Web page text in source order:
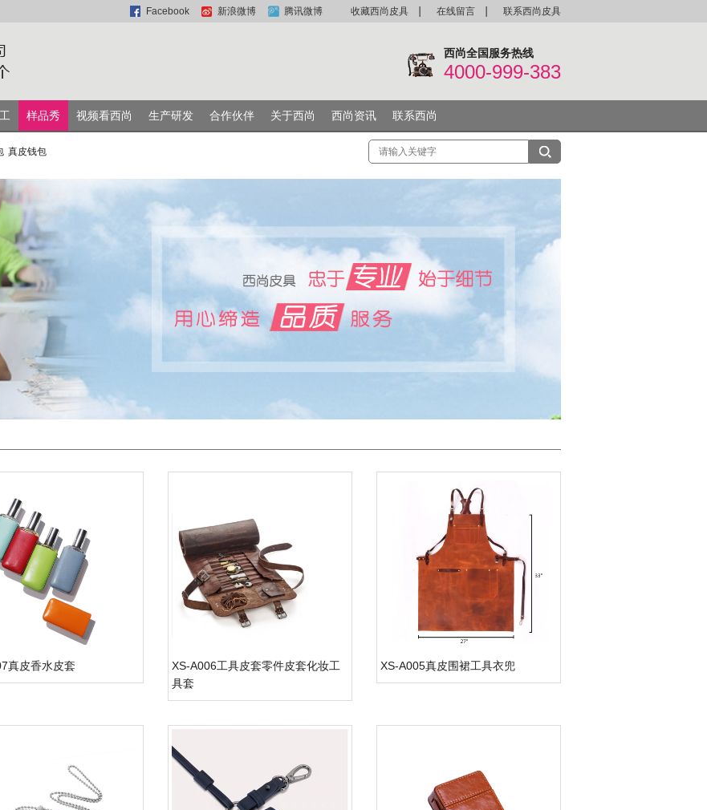
Facebook 新浪微博 腾讯微博 收藏西尚皮具 在线留言 联系西尚皮具
西尚全国服务热线
4000-999-383
样品秀 视频看西尚 生产研发 合作伙伴 关于西尚 西尚资讯 联系西尚
真皮钱包
真皮香水皮套
XS-A006工具皮套零件皮套化妆工
具套
XS-A005真皮围裙工具衣兜